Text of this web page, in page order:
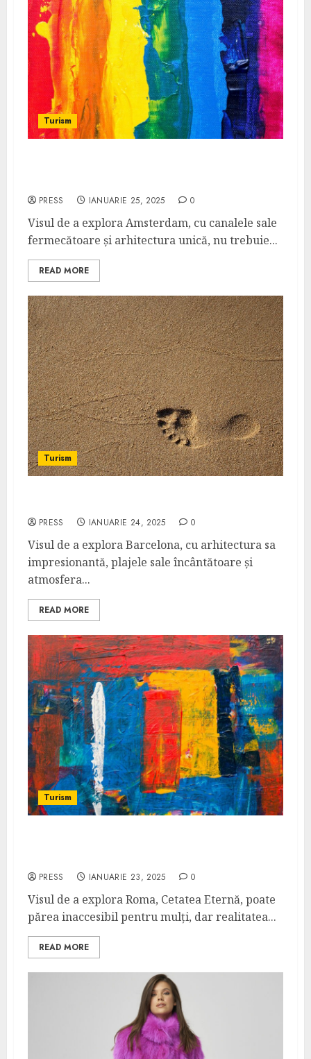
Turism
PRESS IANUARIE 25, 2025 0
Visul de a explora Amsterdam, cu canalele sale
fermecătoare și arhitectura unică, nu trebuie...
READ MORE
Turism
PRESS IANUARIE 24, 2025 0
Visul de a explora Barcelona, cu arhitectura sa
impresionantă, plajele sale încântătoare și
atmosfera...
READ MORE
Turism
PRESS IANUARIE 23, 2025 0
Visul de a explora Roma, Cetatea Eternă, poate
părea inaccesibil pentru mulți, dar realitatea...
READ MORE